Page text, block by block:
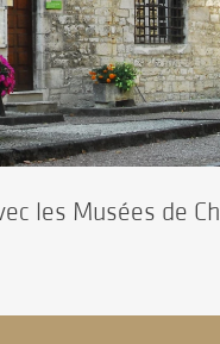
les Musées de